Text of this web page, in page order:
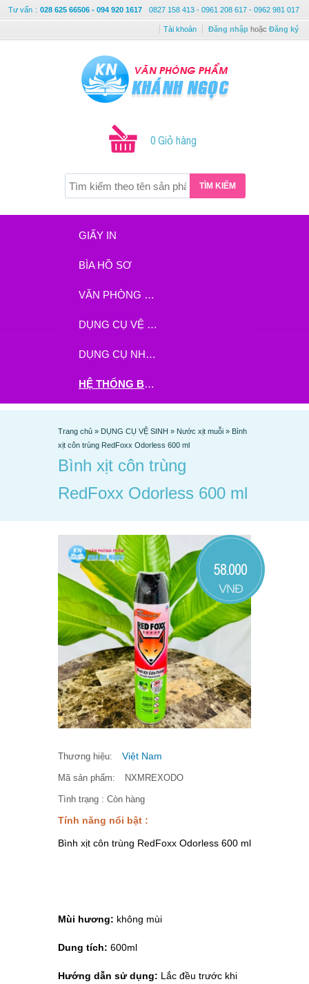
Tư vấn : 028 625 66506 - 094 920 1617 0827 158 413 - 0961 208 617 - 0962 981 017
Tài khoản Đăng nhập hoặc Đăng ký
0 Giỏ hàng
TÌM KIẾM
GIẤY IN
BÌA HỒ SƠ
VĂN PHÒNG PHẨM
DỤNG CỤ VỆ SINH
DỤNG CỤ NHÀ BẾP
HỆ THỐNG BHX - TGDĐ ĐẶT HÀNG TẠI ĐÂY
Trang chủ » DỤNG CỤ VỆ SINH » Nước xịt muỗi » Bình
xịt côn trùng RedFoxx Odorless 600 ml
Bình xịt côn trùng
RedFoxx Odorless 600 ml
58.000
VNĐ
Thương hiệu: Việt Nam
Mã sản phẩm: NXMREXODO
Tình trạng : Còn hàng
Tính năng nổi bật :
Bình xịt côn trùng RedFoxx Odorless 600 ml
Mùi hương: không mùi
Dung tích: 600ml
Hướng dẫn sử dụng: Lắc đều trước khi